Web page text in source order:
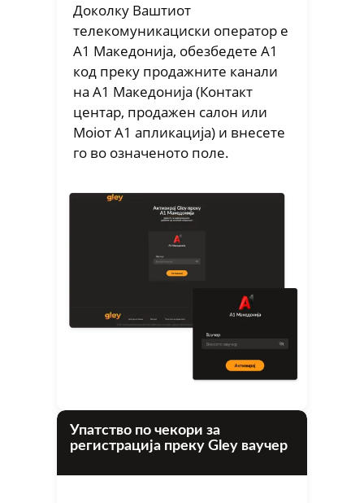
Доколку Ваштиот
телекомуникациски оператор е
А1 Македонија, обезбедете A1
код преку продажните канали
на А1 Македонија (Контакт
центар, продажен салон или
Моіот A1 апликација) и внесете
го во означеното поле.
Упатство по чекори за
регистрација преку Gley ваучер